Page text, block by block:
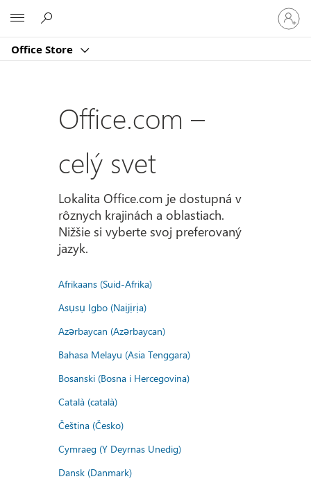
Office Store
sa
k
kontu
Office.com –
celý svet
Lokalita Office.com je dostupná v
rôznych krajinách a oblastiach.
Nižšie si vyberte svoj preferovaný
jazyk.
Afrikaans (Suid-Afrika)
Asụsụ Igbo (Naịjịrịa)
Azərbaycan (Azərbaycan)
Bahasa Melayu (Asia Tenggara)
Bosanski (Bosna i Hercegovina)
Català (català)
Čeština (Česko)
Cymraeg (Y Deyrnas Unedig)
Dansk (Danmark)